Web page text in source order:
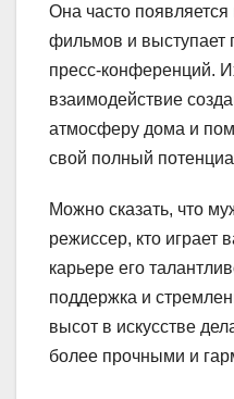
Она часто
фильмов и выступает
пресс-конференций.
взаимодействие
атмосферу дома и
свой полный
Можно сказать, что
режиссер, кто играет
карьере его
поддержка и
высот в искусстве
более прочными и